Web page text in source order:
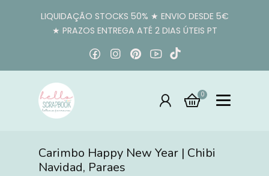
LIQUIDAÇÃO STOCKS 50% ★ ENVIO DESDE 5€
★ PRAZOS ENTREGA ATÉ 2 DIAS ÚTEIS PT
0
Carimbo Happy New Year | Chibi
Navidad, Paraes